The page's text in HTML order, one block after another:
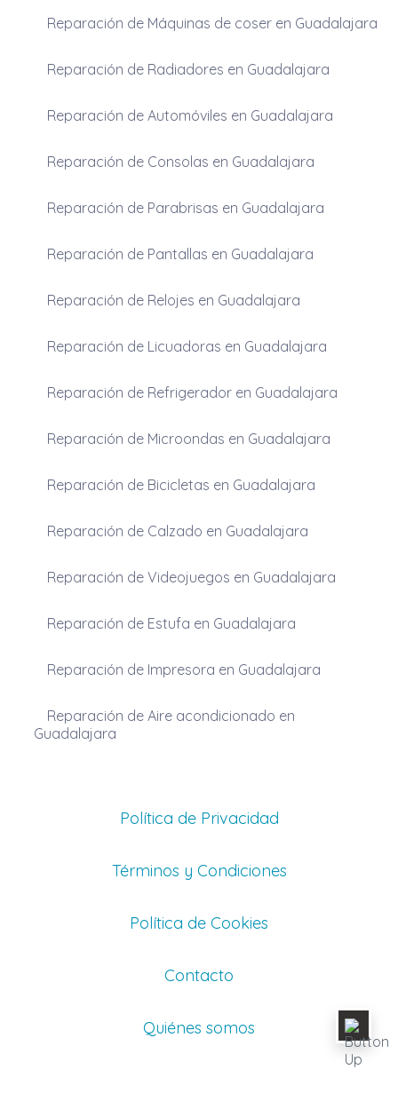
Reparación de Máquinas de coser en Guadalajara
Reparación de Radiadores en Guadalajara
Reparación de Automóviles en Guadalajara
Reparación de Consolas en Guadalajara
Reparación de Parabrisas en Guadalajara
Reparación de Pantallas en Guadalajara
Reparación de Relojes en Guadalajara
Reparación de Licuadoras en Guadalajara
Reparación de Refrigerador en Guadalajara
Reparación de Microondas en Guadalajara
Reparación de Bicicletas en Guadalajara
Reparación de Calzado en Guadalajara
Reparación de Videojuegos en Guadalajara
Reparación de Estufa en Guadalajara
Reparación de Impresora en Guadalajara
Reparación de Aire acondicionado en
Guadalajara
Política de Privacidad
Términos y Condiciones
Política de Cookies
Contacto
Quiénes somos